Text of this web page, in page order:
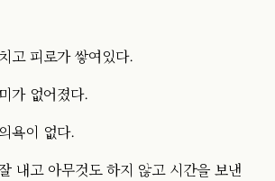
고 피로가 쌓여있다.
가 없어졌다.
욕이 없다.
내고 아무것도 하지 않고 시간을 보낸